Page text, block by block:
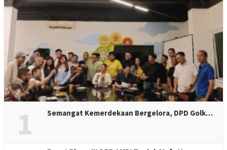
1 Semangat Kemerdekaan Bergelora, DPD Golk…